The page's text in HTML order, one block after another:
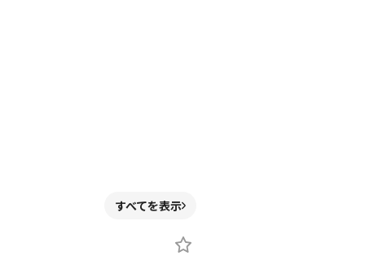
すべてを表示